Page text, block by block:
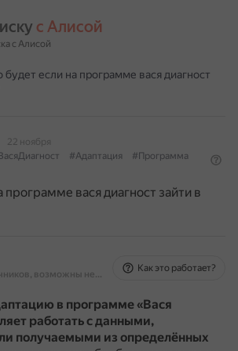
с Алисой
с Алисой
будет если на программе вася диагност
22 ноября
#Адаптация
#Программа
программе вася диагност зайти в
На основе источников, возможны неточности
Как это работает?
в программе «Вася
работать с данными,
получаемыми из определённых